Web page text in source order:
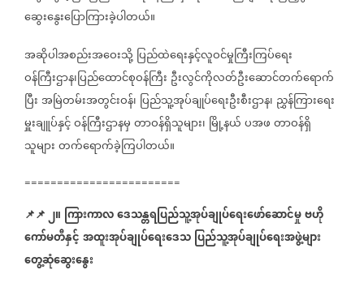
ဆွေးနွေးပြောကြားခဲ့ပါတယ်။
အဆိုပါအစည်းအဝေးသို့ပြည်ထဲရေးနှင့်လူဝင်မှုကြီးကြပ်ရေး
ဝန်ကြီးဌာန၊ပြည်ထောင်စုဝန်ကြီး ဦးလွင်ကိုလတ်ဦးဆောင်တက်ရောက်
ပြီးအမြဲတမ်းအတွင်းဝန်၊ ပြည်သူ့အုပ်ချုပ်ရေးဦးစီးဌာန၊ ညွှန်ကြားရေး
မှူးချူပ်နှင့်ဝန်ကြီးဌာနမှတာဝန်ရှိသူများ၊ မြို့နယ်ပအဖတာဝန်ရှိ
သူများတက်ရောက်ခဲ့ကြပါတယ်။
========================
📌📌၂။ ကြားကာလဒေသန္တရပြည်သူ့အုပ်ချုပ်ရေးဖော်ဆောင်မှုဗဟို
ကော်မတီနှင့်အထူးအုပ်ချုပ်ရေးဒေသပြည်သူ့အုပ်ချုပ်ရေးအဖွဲ့များ
တွေ့ဆုံဆွေးနွေး